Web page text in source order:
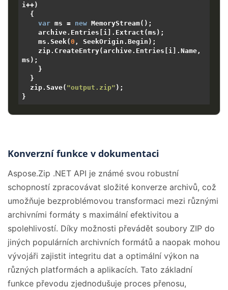
i++)
var ms = new MemoryStream();
    ms.Seek(
0 , SeekOrigin.Begin);
ms);
  zip.Save(
"output.zip" );
Konverzní funkce v dokumentaci
Aspose.Zip .NET API je známé svou robustní
schopností zpracovávat složité konverze archivů, což
umožňuje bezproblémovou transformaci mezi různými
archivními formáty s maximální efektivitou a
spolehlivostí. Díky možnosti převádět soubory ZIP do
jiných populárních archivních formátů a naopak mohou
vývojáři zajistit integritu dat a optimální výkon na
různých platformách a aplikacích. Tato základní
funkce převodu zjednodušuje proces přenosu,